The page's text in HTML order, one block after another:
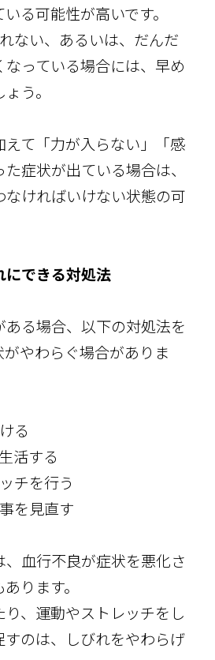
る可能性が高いです。
ない、あるいは、だんだ
っている場合には、早め
う。
えて「力が入らない」「感
症状が出ている場合は、
ければいけない状態の可
できる対処法
る場合、以下の対処法を
やわらぐ場合がありま
る
活する
チを行う
を見直す
血行不良が症状を悪化さ
ります。
、運動やストレッチをし
すのは、しびれをやわらげ